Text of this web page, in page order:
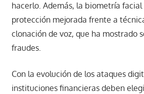
hacerlo. Además, la biometría
protección mejorada frente a
clonación de voz, que ha mostrado
fraudes.
Con la evolución de los ataques
instituciones financieras deben